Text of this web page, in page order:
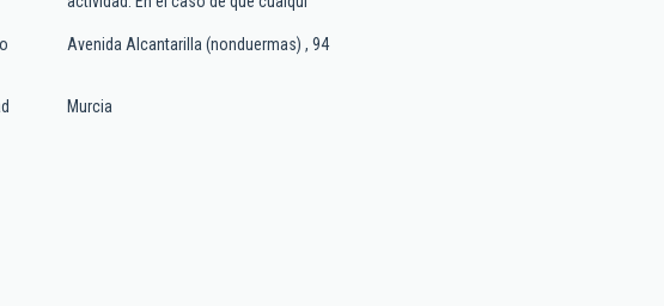
Avenida Alcantarilla (nonduermas) , 94
Murcia